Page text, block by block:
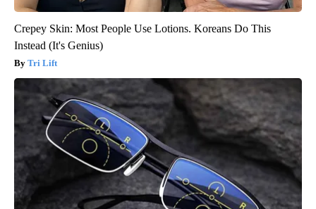
Crepey Skin: Most People Use Lotions. Koreans Do This
Instead (It's Genius)
Tri Lift